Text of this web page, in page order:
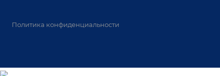
Политика конфиденциальности